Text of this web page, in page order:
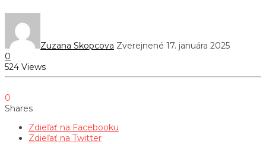
Zuzana Skopcova Zverejnené 17. januára 2025
0
524 Views
0
Shares
Zdieľať na Facebooku
Zdieľať na Twitter